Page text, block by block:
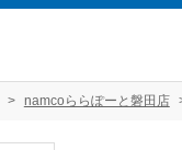
namcoららぽーと磐田店